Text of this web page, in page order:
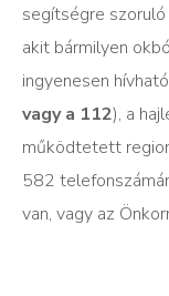
segítségre
akit bármilyen
ingyenesen
vagy a 112), a
működtetett
582
van, vagy az